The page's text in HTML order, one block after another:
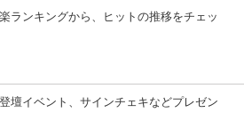
ランキングから、ヒットの推移をチェッ
壇イベント、サインチェキなどプレゼン